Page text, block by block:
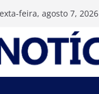
feira, agosto 7, 2026